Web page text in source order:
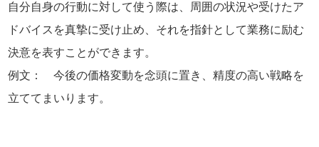
自分自身の行動に対して使う際は、周囲の状況や受けたア
ドバイスを真摯に受け止め、それを指針として業務に励む
決意を表すことができます。
例文： 今後の価格変動を念頭に置き、精度の高い戦略を
立ててまいります。